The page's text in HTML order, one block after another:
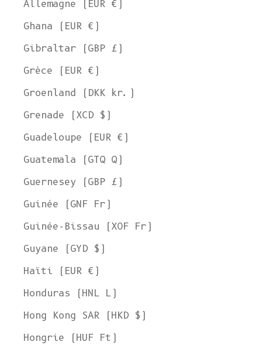
Allemagne (EUR €)
Ghana (EUR €)
Gibraltar (GBP £)
Grèce (EUR €)
Groenland (DKK kr.)
Grenade (XCD $)
Guadeloupe (EUR €)
Guatemala (GTQ Q)
Guernesey (GBP £)
Guinée (GNF Fr)
Guinée-Bissau (XOF Fr)
Guyane (GYD $)
Haïti (EUR €)
Honduras (HNL L)
Hong Kong SAR (HKD $)
Hongrie (HUF Ft)